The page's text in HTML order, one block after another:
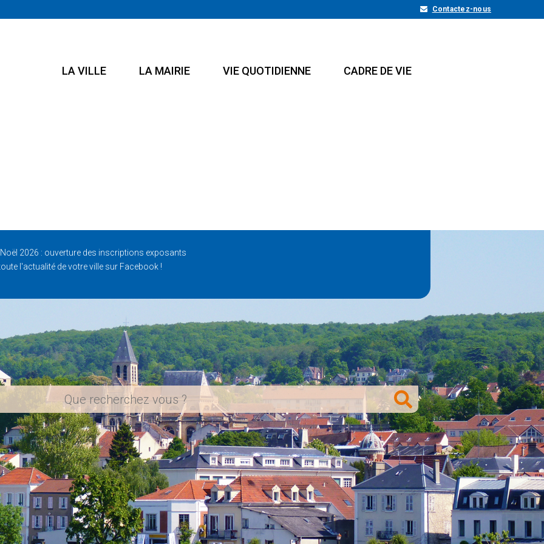
Contactez-nous
LA VILLE LA MAIRIE VIE QUOTIDIENNE CADRE DE VIE
2026 : ouverture des inscriptions exposants
l'actualité de votre ville sur Facebook !